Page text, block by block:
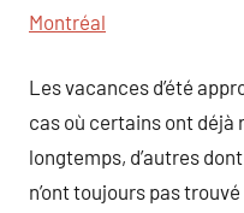
Montréal
Les vacances d’été
cas où certains ont déjà
longtemps, d’autres
n’ont toujours pas